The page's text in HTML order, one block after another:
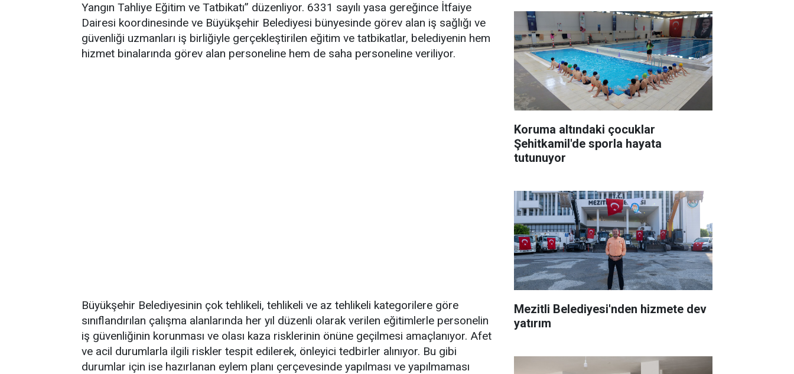
Yangın Tahliye Eğitim ve Tatbikatı” düzenliyor. 6331 sayılı yasa gereğince İtfaiye
Dairesi koordinesinde ve Büyükşehir Belediyesi bünyesinde görev alan iş sağlığı ve
güvenliği uzmanları iş birliğiyle gerçekleştirilen eğitim ve tatbikatlar, belediyenin hem
hizmet binalarında görev alan personeline hem de saha personeline veriliyor.
Büyükşehir Belediyesinin çok tehlikeli, tehlikeli ve az tehlikeli kategorilere göre
sınıflandırılan çalışma alanlarında her yıl düzenli olarak verilen eğitimlerle personelin
iş güvenliğinin korunması ve olası kaza risklerinin önüne geçilmesi amaçlanıyor. Afet
ve acil durumlarla ilgili riskler tespit edilerek, önleyici tedbirler alınıyor. Bu gibi
durumlar için ise hazırlanan eylem planı çerçevesinde yapılması ve yapılmaması
Koruma altındaki çocuklar
Şehitkamil'de sporla hayata
tutunuyor
Mezitli Belediyesi'nden hizmete dev
yatırım